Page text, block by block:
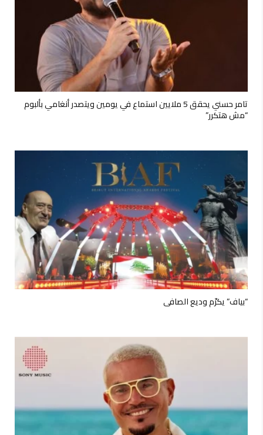
تامر حسني يحقق 5 ملايين استماع في يومين ويتصدر أنغامي بألبوم
“مش هتكرر”
“بياف” يكرّم وديع الصافي